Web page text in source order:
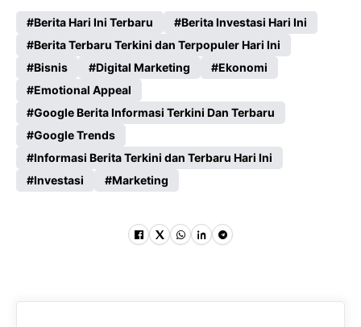
Berita Hari Ini Terbaru
Berita Investasi Hari Ini
Berita Terbaru Terkini dan Terpopuler Hari Ini
Bisnis
Digital Marketing
Ekonomi
Emotional Appeal
Google Berita Informasi Terkini Dan Terbaru
Google Trends
Informasi Berita Terkini dan Terbaru Hari Ini
Investasi
Marketing